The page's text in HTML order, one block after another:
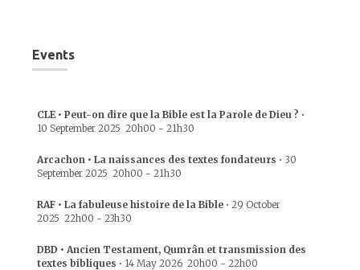
Events
CLE • Peut-on dire que la Bible est la Parole de Dieu ? •
10 September 2025 20h00 - 21h30
Arcachon • La naissances des textes fondateurs • 30
September 2025 20h00 - 21h30
RAF • La fabuleuse histoire de la Bible • 29 October
2025 22h00 - 23h30
DBD • Ancien Testament, Qumrân et transmission des
textes bibliques • 14 May 2026 20h00 - 22h00